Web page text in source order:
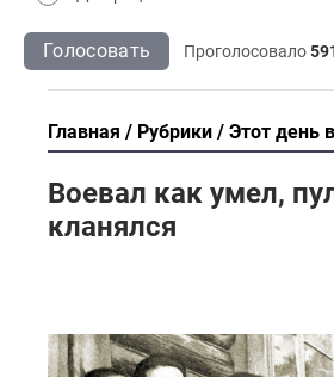
Голосовать Проголосовало
Главная Рубрики Этот день
Воевал как умел,
кланялся